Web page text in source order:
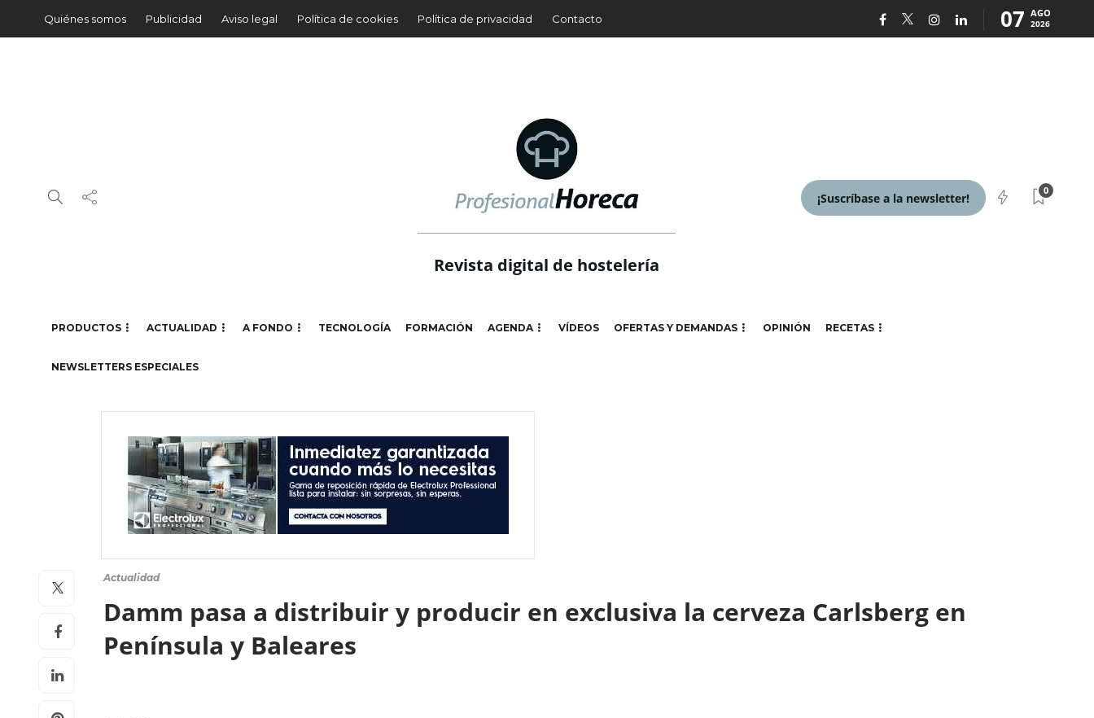
Quiénes somos Publicidad Aviso legal Política de cookies Política de privacidad Contacto 07 AGO
2026
Revista digital de hostelería
¡Suscríbase a la newsletter!
0
PRODUCTOS ACTUALIDAD A FONDO TECNOLOGÍA FORMACIÓN AGENDA VÍDEOS OFERTAS Y DEMANDAS OPINIÓN RECETAS
NEWSLETTERS ESPECIALES
Actualidad
Damm pasa a distribuir y producir en exclusiva la cerveza Carlsberg en
Península y Baleares